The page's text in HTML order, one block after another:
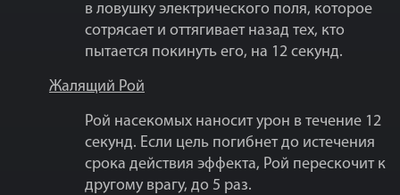
в ловушку электрического поля, которое
сотрясает и оттягивает назад тех, кто
пытается покинуть его, на 12 секунд.
Жалящий Рой
Рой насекомых наносит урон в течение 12
секунд. Если цель погибнет до истечения
срока действия эффекта, Рой перескочит к
другому врагу, до 5 раз.